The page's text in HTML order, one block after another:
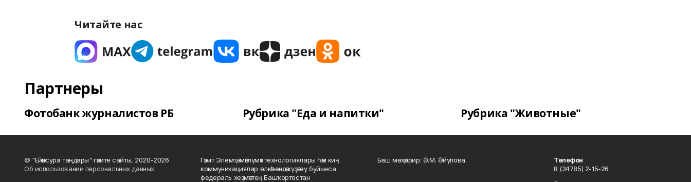
Читайте нас
Партнеры
Фотобанк журналистов РБ Рубрика "Еда и напитки" Рубрика "Животные"
© "Ейәнсура таңдары" гәзите сайты, 2020-2026
Об использовании персональных данных
Гәзит Элемтә, мәғлүмәт технологиялары һәм киң
коммуникациялар өлкәһендә күҙәтеү буйынса
федераль хеҙмәттең Башҡортостан
Баш мөхәррир: Ә.М. Әйүпова.
Телефон
8 (34785) 2-15-26